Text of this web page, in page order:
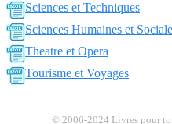
Sciences et Techniques
Sciences Humaines et
Theatre et Opera
Tourisme et Voyages
© 2006-2024 Livres pour